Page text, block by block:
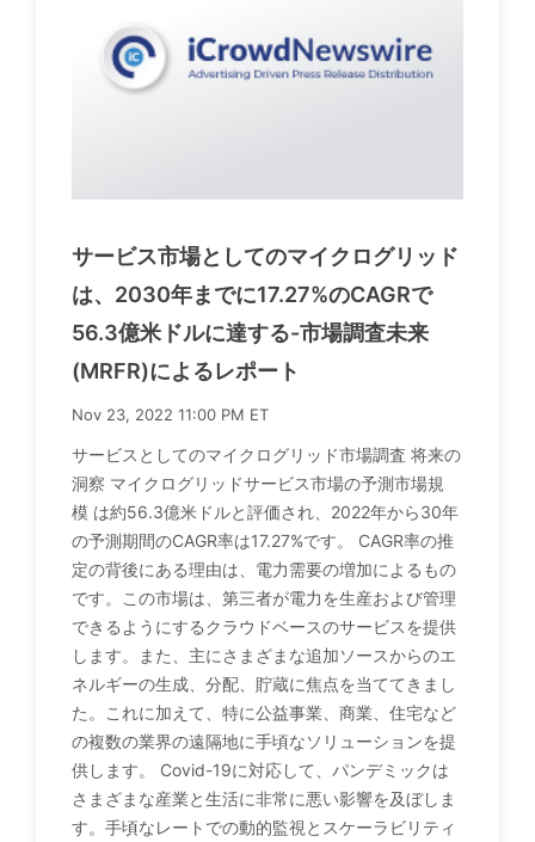
サービス市場としてのマイクログリッド
は、2030年までに17.27%のCAGRで
56.3億米ドルに達する-市場調査未来
(MRFR)によるレポート
Nov 23, 2022 11:00 PM ET
サービスとしてのマイクログリッド市場調査 将来の
洞察 マイクログリッドサービス市場の予測市場規
模 は約56.3億米ドルと評価され、2022年から30年
の予測期間のCAGR率は17.27%です。 CAGR率の推
定の背後にある理由は、電力需要の増加によるもの
です。この市場は、第三者が電力を生産および管理
できるようにするクラウドベースのサービスを提供
します。また、主にさまざまな追加ソースからのエ
ネルギーの生成、分配、貯蔵に焦点を当ててきまし
た。これに加えて、特に公益事業、商業、住宅など
の複数の業界の遠隔地に手頃なソリューションを提
供します。 Covid-19に対応して、パンデミックは
さまざまな産業と生活に非常に悪い影響を及ぼしま
す。手頃なレートでの動的監視とスケーラビリティ